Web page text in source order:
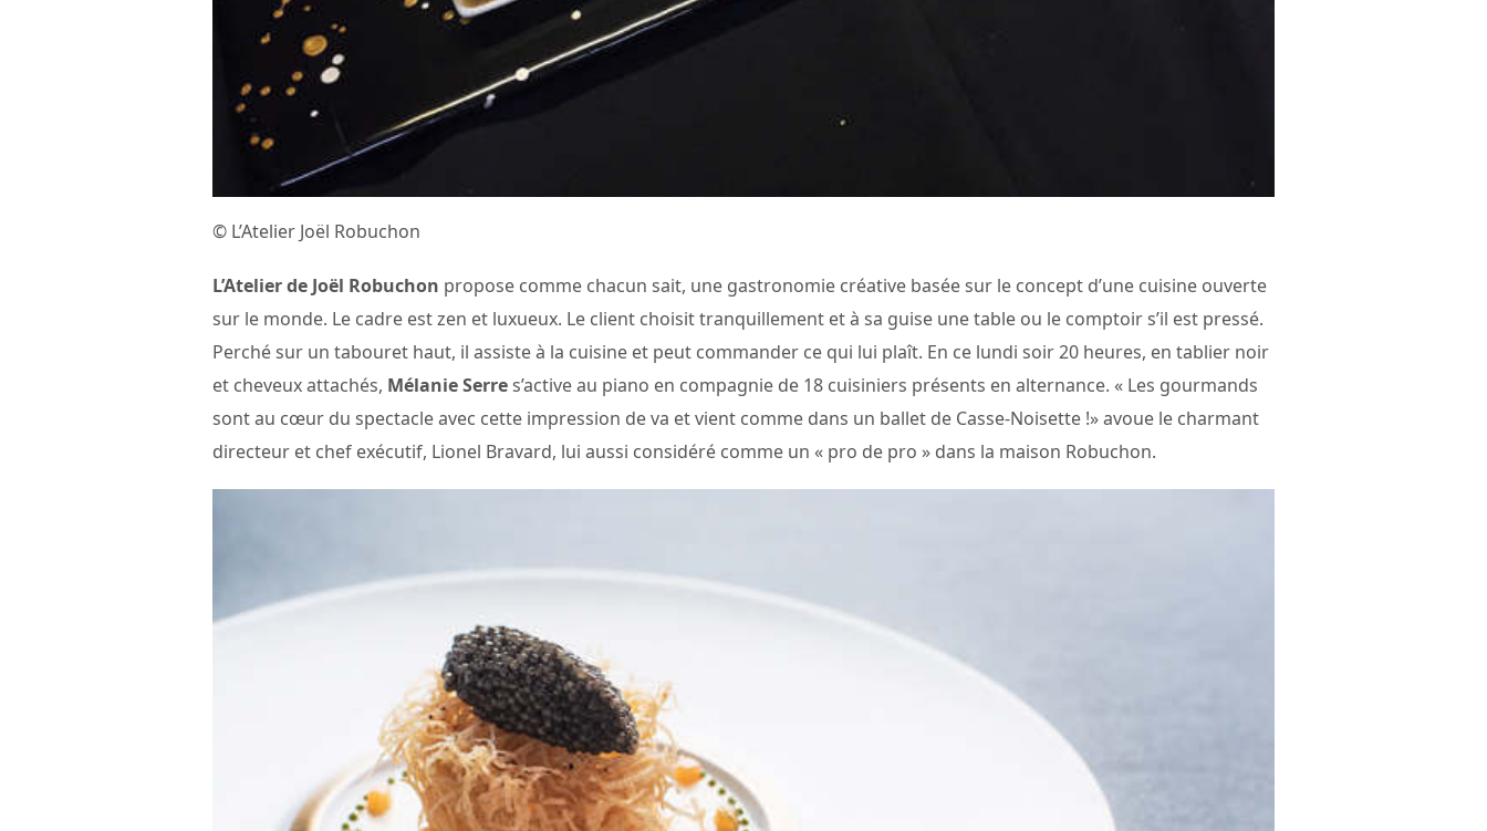
© L’Atelier Joël Robuchon
L’Atelier de Joël Robuchon propose comme chacun sait, une gastronomie créative basée sur le concept d’une cuisine ouverte
sur le monde. Le cadre est zen et luxueux. Le client choisit tranquillement et à sa guise une table ou le comptoir s’il est pressé.
Perché sur un tabouret haut, il assiste à la cuisine et peut commander ce qui lui plaît. En ce lundi soir 20 heures, en tablier noir
et cheveux attachés, Mélanie Serres’active au piano en compagnie de 18 cuisiniers présents en alternance. « Les gourmands
sont au cœur du spectacle avec cette impression de va et vient comme dans un ballet de Casse-Noisette !» avoue le charmant
directeur et chef exécutif, Lionel Bravard, lui aussi considéré comme un « pro de pro » dans la maison Robuchon.